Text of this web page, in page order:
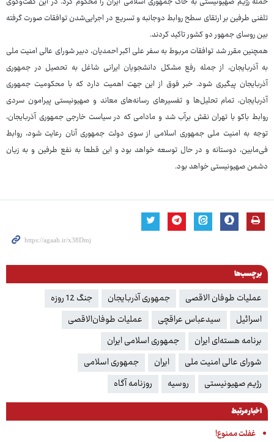
تلفنی طرفین بر ارتقای سطح روابط دوجانبه و تسریع در اجرایی‌شدن توافقات صورت گرفته
بین روسای جمهور دو کشور تاکید کردند.
همچنین مقرر شد توافقات مربوط به سفر علی اکبر احمدیان، دبیر شورای عالی امنیت ملی
به آذربایجان، از جمله رفع مشکل دانشجویان ایرانی شاغل به تحصیل در جمهوری
آذربایجان پیگیری شود. خبر فوق از این جهت اهمیت دارد که با محکومیت جمهوری
آذربایجان، تمام تحلیل‌ها و تفسیرهای رسانه‌های معاند و صهیونیستی پیرامون سردی
روابط باکو با تهران نقش برآب شد و مادامی که در سیاست خارجی جمهوری آذربایجان،
توجه به امنیت ملی جمهوری اسلامی از سوی دولت جمهوری آنان رعایت شود، روابط
فی‌مابین، دوستانه و در حال توسعه خواهد بود و این قطعا به نفع طرفین و به زیان
دشمن صهیونیستی خواهد بود.
برچسب‌ها
عملیات طوفان الاقصی جمهوری آذربایجان
جنگ 12 روزه
اسرائیل
سیدعباس عراقچی
عملیات طوفان‌الاقصی
برنامه هسته‌ای ایران
جمهوری اسلامی ایران
شورای عالی امنیت ملی
ایران
جمهوری اسلامی
رژیم صهیونیستی
روسیه روزنامه آگاه
اخبار مرتبط
غفلت ممنوع!